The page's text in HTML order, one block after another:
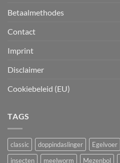
Betaalmethodes
Contact
Imprint
Disclaimer
Cookiebeleid (EU)
TAGS
classic doppindaslinger Egelvoer
insecten
meelworm Mezenbol